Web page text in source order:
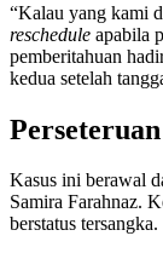
“Kalau yang kami
reschedule apabila
pemberitahuan
kedua setelah
Kasus ini berawal
Samira Farahnaz.
berstatus tersangka.